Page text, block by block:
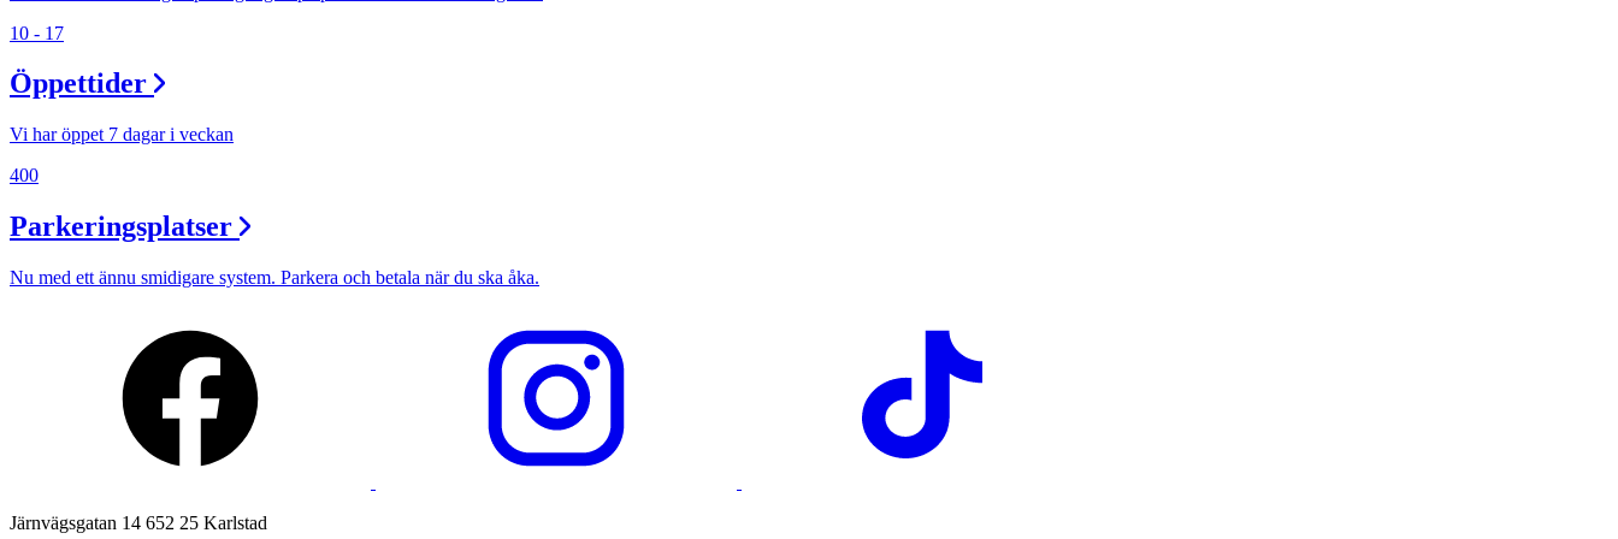
10 - 17
Öppettider
Vi har öppet 7 dagar i veckan
400
Parkeringsplatser
Nu med ett ännu smidigare system. Parkera och betala när du ska åka.
Järnvägsgatan 14 652 25 Karlstad